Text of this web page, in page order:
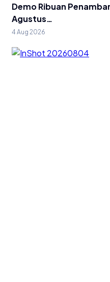
Demo Ribuan
Agustus…
4 Aug 2026